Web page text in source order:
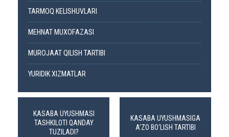
TARMOQ KELISHUVLARI
MEHNAT MUXOFAZASI
MUROJAAT QILISH TARTIBI
YURIDIK XIZMATLAR
KASABA UYUSHMASI
TASHKILOTI QANDAY
TUZILADI?
KASABA UYUSHMASIGA
A’ZO BO‘LISH TARTIBI